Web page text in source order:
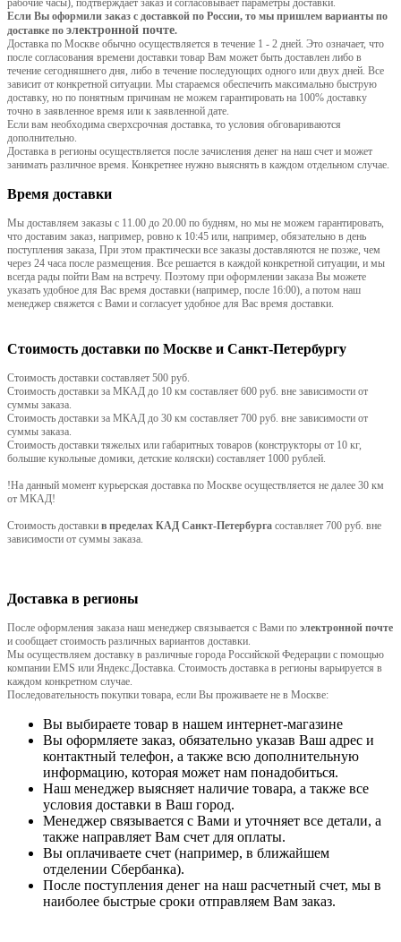
рабочие часы), подтверждает заказ и согласовывает параметры доставки.
Если Вы оформили заказ с доставкой по России, то мы пришлем варианты по
доставке по электронной почте.
Доставка по Москве обычно осуществляется в течение 1 - 2 дней. Это означает, что
после согласования времени доставки товар Вам может быть доставлен либо в
течение сегодняшнего дня, либо в течение последующих одного или двух дней. Все
зависит от конкретной ситуации. Мы стараемся обеспечить максимально быструю
доставку, но по понятным причинам не можем гарантировать на 100% доставку
точно в заявленное время или к заявленной дате.
Если вам необходима сверхсрочная доставка, то условия обговариваются
дополнительно.
Доставка в регионы осуществляется после зачисления денег на наш счет и может
занимать различное время. Конкретнее нужно выяснять в каждом отдельном случае.
Время доставки
Мы доставляем заказы с 11.00 до 20.00 по будням, но мы не можем гарантировать,
что доставим заказ, например, ровно к 10:45 или, например, обязательно в день
поступления заказа, При этом практически все заказы доставляются не позже, чем
через 24 часа после размещения. Все решается в каждой конкретной ситуации, и мы
всегда рады пойти Вам на встречу. Поэтому при оформлении заказа Вы можете
указать удобное для Вас время доставки (например, после 16:00), а потом наш
менеджер свяжется с Вами и согласует удобное для Вас время доставки.
Стоимость доставки по Москве и Санкт-Петербургу
Стоимость доставки составляет 500 руб.
Стоимость доставки за МКАД до 10 км составляет 600 руб. вне зависимости от
суммы заказа.
Стоимость доставки за МКАД до 30 км составляет 700 руб. вне зависимости от
суммы заказа.
Стоимость доставки тяжелых или габаритных товаров (конструкторы от 10 кг,
большие кукольные домики, детские коляски) составляет 1000 рублей.
!На данный момент курьерская доставка по Москве осуществляется не далее 30 км
от МКАД!
Стоимость доставки в пределах КАД Санкт-Петербурга составляет 700 руб. вне
зависимости от суммы заказа.
Доставка в регионы
После оформления заказа наш менеджер связывается с Вами по электронной почте
и сообщает стоимость различных вариантов доставки.
Мы осуществляем доставку в различные города Российской Федерации с помощью
компании EMS или Яндекс.Доставка. Стоимость доставка в регионы варьируется в
каждом конкретном случае.
Последовательность покупки товара, если Вы проживаете не в Москве:
Вы выбираете товар в нашем интернет-магазине
Вы оформляете заказ, обязательно указав Ваш адрес и
контактный телефон, а также всю дополнительную
информацию, которая может нам понадобиться.
Наш менеджер выясняет наличие товара, а также все
условия доставки в Ваш город.
Менеджер связывается с Вами и уточняет все детали, а
также направляет Вам счет для оплаты.
Вы оплачиваете счет (например, в ближайшем
отделении Сбербанка).
После поступления денег на наш расчетный счет, мы в
наиболее быстрые сроки отправляем Вам заказ.